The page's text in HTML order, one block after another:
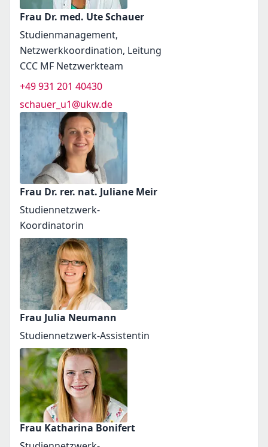
Frau Dr. med. Ute Schauer
Studienmanagement,
Netzwerkkoordination, Leitung
CCC MF Netzwerkteam
+49 931 201 40430
schauer_u1@ukw.de
Frau Dr. rer. nat. Juliane Meir
Studiennetzwerk-
Koordinatorin
Frau Julia Neumann
Studiennetzwerk-Assistentin
Frau Katharina Bonifert